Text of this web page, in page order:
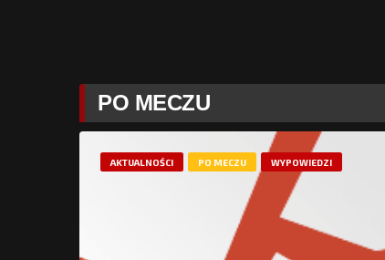
PO MECZU
AKTUALNOŚCI PO MECZU WYPOWIEDZI